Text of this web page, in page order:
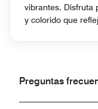
vibrantes. Disfruta
y colorido que
Preguntas